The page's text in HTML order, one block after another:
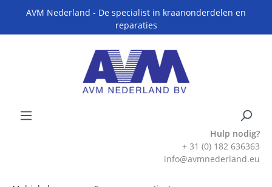
AVM Nederland - De specialist in kraanonderdelen en
reparaties
Hulp nodig?
+ 31 (0) 182 636363
info@avmnederland.eu